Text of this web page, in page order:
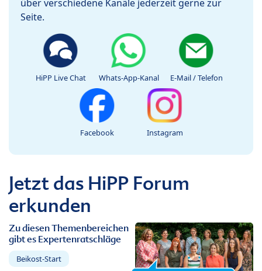
über verschiedene Kanäle jederzeit gerne zur
Seite.
HiPP Live Chat Whats-App-Kanal E-Mail / Telefon
Facebook Instagram
Jetzt das HiPP Forum
erkunden
Zu diesen Themenbereichen
gibt es Expertenratschläge
Beikost-Start